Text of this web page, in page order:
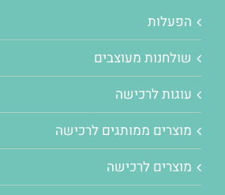
הפעלות
שולחנות מעוצבים
עוגות לרכישה
מוצרים ממותגים לרכישה
מוצרים לרכישה